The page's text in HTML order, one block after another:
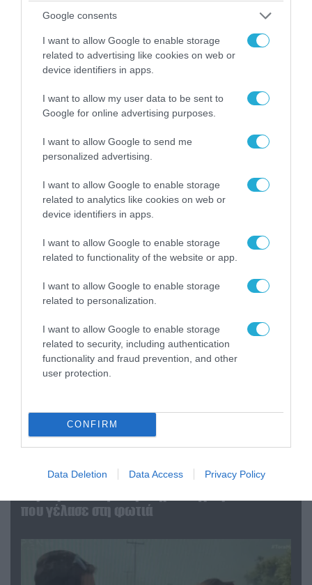
Google consents
I want to allow Google to enable storage
related to advertising like cookies on web or
device identifiers in apps.
I want to allow my user data to be sent to
Google for online advertising purposes.
I want to allow Google to send me
personalized advertising.
I want to allow Google to enable storage
related to analytics like cookies on web or
device identifiers in apps.
I want to allow Google to enable storage
related to functionality of the website or app.
I want to allow Google to enable storage
related to personalization.
I want to allow Google to enable storage
related to security, including authentication
functionality and fraud prevention, and other
user protection.
CONFIRM
Data Deletion Data Access Privacy Policy
τα ζώα που χάθηκαν στις πυρκαγιές της
Αττικής (φωτο)
Αυτή την ώρα το τελευταίο «αντίο» στον πρώην
υπουργό Ι.Βαρβιτσιώτη (φωτο)
Η ανακοίνωση του Πανελλήνιου Σωματείου
που γέλασε στη φωτιά